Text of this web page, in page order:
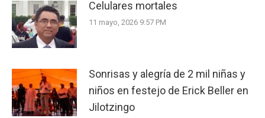
Celulares mortales
11 mayo, 2026 9:57 PM
Sonrisas y alegría de 2 mil niñas y
niños en festejo de Erick Beller en
Jilotzingo